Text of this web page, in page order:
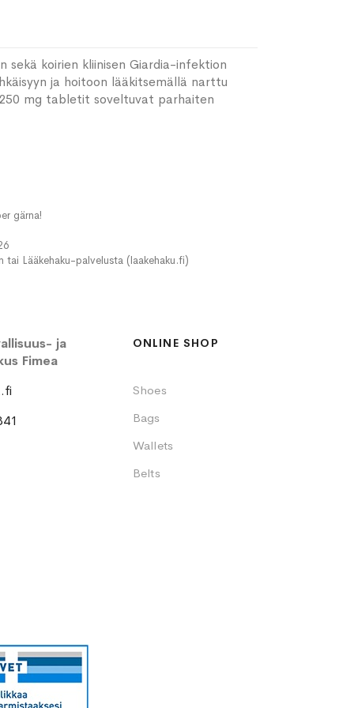
sekä koirien kliinisen Giardia-infektion
ja hoitoon lääkitsemällä narttu
mg tabletit soveltuvat parhaiten
gärna!
Lääkehaku-palvelusta (laakehaku.fi)
ja
Fimea
ONLINE SHOP
Shoes
Bags
Wallets
Belts